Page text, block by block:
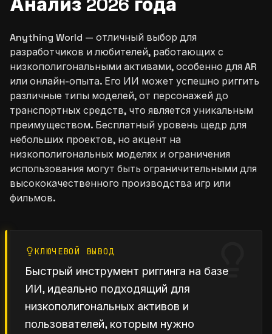
Anything World — отличный выбор для
разработчиков и любителей, работающих с
низкополигональными активами, особенно для AR
или онлайн-опыта. Его ИИ может успешно риггить
различные типы моделей, от персонажей до
транспортных средств, что является уникальным
преимуществом. Бесплатный уровень щедр для
небольших проектов, но акцент на
низкополигональных моделях и ограничения
использования могут быть ограничительными для
высококачественного производства игр или
фильмов.
КЛЮЧЕВОЙ ВЫВОД
Быстрый инструмент риггинга на базе
ИИ, идеально подходящий для
низкополигональных активов и
пользователей, которым нужно